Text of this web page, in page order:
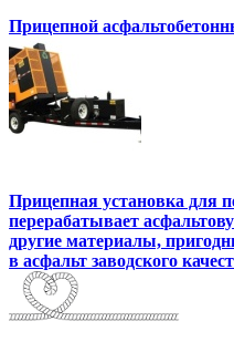
Прицепной
Прицепная установка для
перерабатывает
другие материалы,
в асфальт заводского